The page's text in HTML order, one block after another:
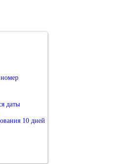
даты
10 дней